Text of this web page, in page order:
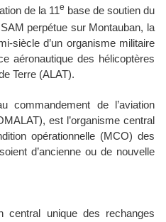
de la 11e base de soutien du
perpétue sur Montauban, la
siècle d’un organisme militaire
aéronautique des hélicoptères
Terre (ALAT).
commandement de l’aviation
est l’organisme central
opérationnelle (MCO) des
d’ancienne ou de nouvelle
central unique des rechanges